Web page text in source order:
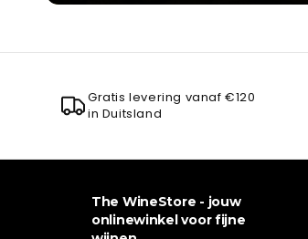
Gratis levering vanaf €120
in Duitsland
The WineStore - jouw
onlinewinkel voor fijne